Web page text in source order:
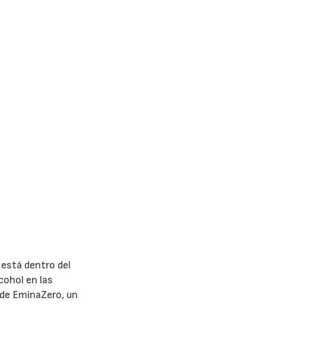
dentro del
en las
EminaZero, un